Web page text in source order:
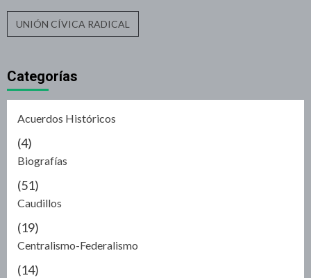
UNIÓN CÍVICA RADICAL
Categorías
Acuerdos Históricos
(4)
Biografías
(51)
Caudillos
(19)
Centralismo-Federalismo
(14)